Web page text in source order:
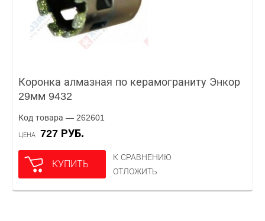
Коронка алмазная по керамограниту Энкор
29мм 9432
Код товара — 262601
ЦЕНА 727 РУБ.
КУПИТЬ
К СРАВНЕНИЮ
ОТЛОЖИТЬ